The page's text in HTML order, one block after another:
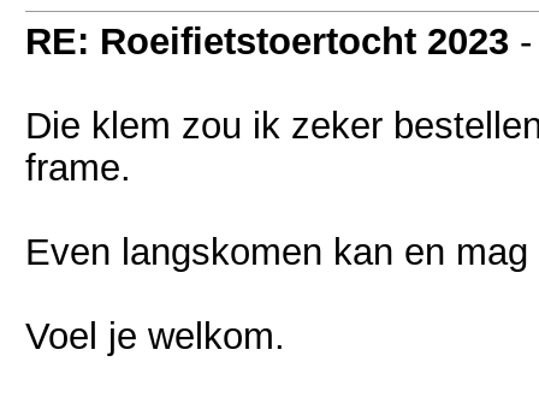
RE: Roeifietstoertocht 2023
Die klem zou ik zeker
frame.
Even langskomen kan en
Voel je welkom.